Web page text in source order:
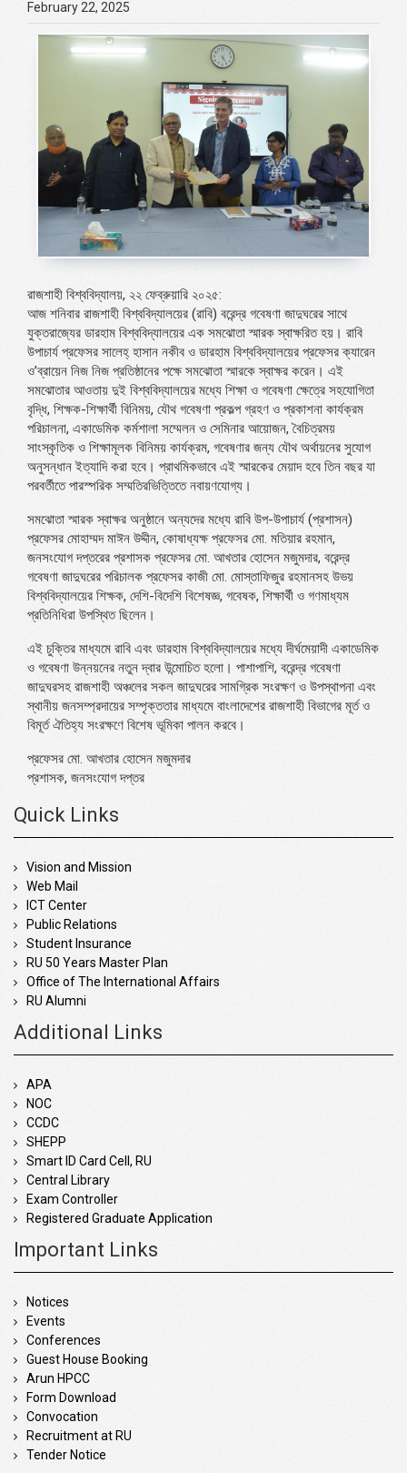
February 22, 2025
রাজশাহী বিশ্ববিদ্যালয়, ২২ ফেব্রুয়ারি ২০২৫:
আজ শনিবার রাজশাহী বিশ্ববিদ্যালয়ের (রাবি) বরেন্দ্র গবেষণা জাদুঘরের সাথে
যুক্তরাজ্যের ডারহাম বিশ্ববিদ্যালয়ের এক সমঝোতা স্মারক স্বাক্ষরিত হয়। রাবি
উপাচার্য প্রফেসর সালেহ্ হাসান নকীব ও ডারহাম বিশ্ববিদ্যালয়ের প্রফেসর ক্যারেন
ও’ব্রায়েন নিজ নিজ প্রতিষ্ঠানের পক্ষে সমঝোতা স্মারকে স্বাক্ষর করেন। এই
সমঝোতার আওতায় দুই বিশ্ববিদ্যালয়ের মধ্যে শিক্ষা ও গবেষণা ক্ষেত্রে সহযোগিতা
বৃদ্ধি, শিক্ষক-শিক্ষার্থী বিনিময়, যৌথ গবেষণা প্রকল্প গ্রহণ ও প্রকাশনা কার্যক্রম
পরিচালনা, একাডেমিক কর্মশালা সম্মেলন ও সেমিনার আয়োজন, বৈচিত্রময়
সাংস্কৃতিক ও শিক্ষামূলক বিনিময় কার্যক্রম, গবেষণার জন্য যৌথ অর্থায়নের সুযোগ
অনুসন্ধান ইত্যাদি করা হবে। প্রাথমিকভাবে এই স্মারকের মেয়াদ হবে তিন বছর যা
পরবর্তীতে পারস্পরিক সম্মতিরভিত্তিতে নবায়ণযোগ্য।
সমঝোতা স্মারক স্বাক্ষর অনুষ্ঠানে অন্যদের মধ্যে রাবি উপ-উপাচার্য (প্রশাসন)
প্রফেসর মোহাম্মদ মাঈন উদ্দীন, কোষাধ্যক্ষ প্রফেসর মো. মতিয়ার রহমান,
জনসংযোগ দপ্তরের প্রশাসক প্রফেসর মো. আখতার হোসেন মজুমদার, বরেন্দ্র
গবেষণা জাদুঘরের পরিচালক প্রফেসর কাজী মো. মোস্তাফিজুর রহমানসহ উভয়
বিশ্ববিদ্যালয়ের শিক্ষক, দেশি-বিদেশি বিশেষজ্ঞ, গবেষক, শিক্ষার্থী ও গণমাধ্যম
প্রতিনিধিরা উপস্থিত ছিলেন।
এই চুক্তির মাধ্যমে রাবি এবং ডারহাম বিশ্ববিদ্যালয়ের মধ্যে দীর্ঘমেয়াদী একাডেমিক
ও গবেষণা উন্নয়নের নতুন দ্বার উন্মোচিত হলো। পাশাপাশি, বরেন্দ্র গবেষণা
জাদুঘরসহ রাজশাহী অঞ্চলের সকল জাদুঘরের সামগ্রিক সংরক্ষণ ও উপস্থাপনা এবং
স্থানীয় জনসম্প্রদায়ের সম্পৃক্ততার মাধ্যমে বাংলাদেশের রাজশাহী বিভাগের মূর্ত ও
বিমূর্ত ঐতিহ্য সংরক্ষণে বিশেষ ভূমিকা পালন করবে।
প্রফেসর মো. আখতার হোসেন মজুমদার
প্রশাসক, জনসংযোগ দপ্তর
Quick Links
Vision and Mission
Web Mail
ICT Center
Public Relations
Student Insurance
RU 50 Years Master Plan
Office of The International Affairs
RU Alumni
Additional Links
APA
NOC
CCDC
SHEPP
Smart ID Card Cell, RU
Central Library
Exam Controller
Registered Graduate Application
Important Links
Notices
Events
Conferences
Guest House Booking
Arun HPCC
Form Download
Convocation
Recruitment at RU
Tender Notice